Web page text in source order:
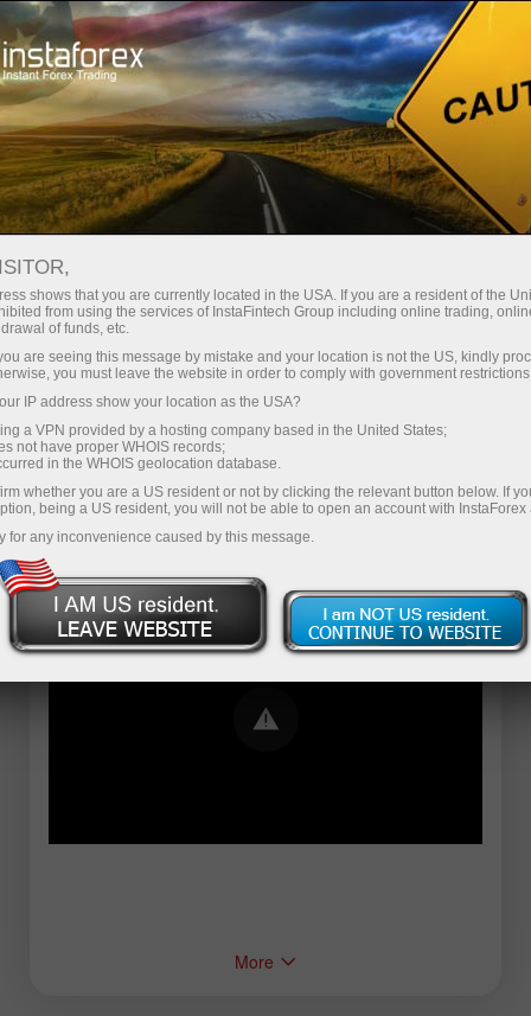
For Traders Forex Analytics
InstaForex TV
Forex TV News
Error loading YouTube: Video could not be
played
More
shows that you are currently located in the USA. If you are a resident of the
from using the services of InstaFintech Group including online trading,
of funds, etc.
are seeing this message by mistake and your location is not the US, kindly
you must leave the website in order to comply with government
IP address show your location as the USA?
a VPN provided by a hosting company based in the United States;
not have proper WHOIS records;
in the WHOIS geolocation database.
whether you are a US resident or not by clicking the relevant button below. If
being a US resident, you will not be able to open an account with InstaForex
for any inconvenience caused by this message.